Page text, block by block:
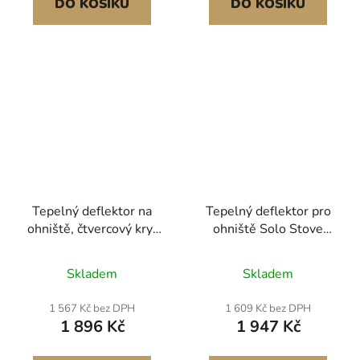
DO KOŠÍKU DO KOŠÍKU
Tepelný deflektor na
ohniště, čtvercový kryt
645x645x370 mm,
nerezová ocel,
kempování, spalování
dřeva, zatlačení a
vytažení tepla se 4
skládacími nohami a
Skladem
1 567 Kč bez DPH
1 896 Kč
Tepelný deflektor pro
ohniště Solo Stove
průměru 508 mm pro
ohniště na dřevo,
difuzor z nerezové oceli
304, odnímatelný kryt
hořáku, kempingové
příslušenství
Skladem
1 609 Kč bez DPH
1 947 Kč